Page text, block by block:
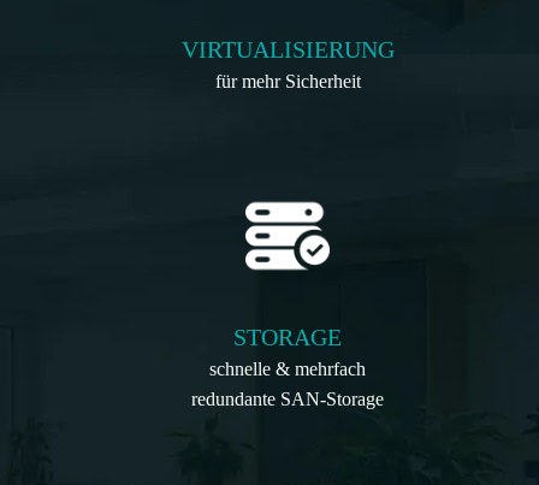
VIRTUALISIERUNG
für mehr Sicherheit
STORAGE
schnelle & mehrfach
redundante SAN-Storage